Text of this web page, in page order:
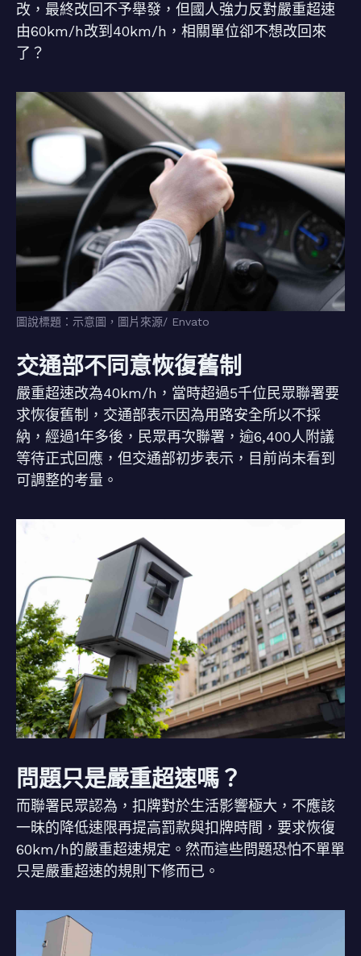
改，最終改回不予舉發，但國人強力反對嚴重超速
由60km/h改到40km/h，相關單位卻不想改回來
了？
圖說標題：示意圖，圖片來源/ Envato
交通部不同意恢復舊制
嚴重超速改為40km/h，當時超過5千位民眾聯署要
求恢復舊制，交通部表示因為用路安全所以不採
納，經過1年多後，民眾再次聯署，逾6,400人附議
等待正式回應，但交通部初步表示，目前尚未看到
可調整的考量。
問題只是嚴重超速嗎？
而聯署民眾認為，扣牌對於生活影響極大，不應該
一昧的降低速限再提高罰款與扣牌時間，要求恢復
60km/h的嚴重超速規定。然而這些問題恐怕不單單
只是嚴重超速的規則下修而已。